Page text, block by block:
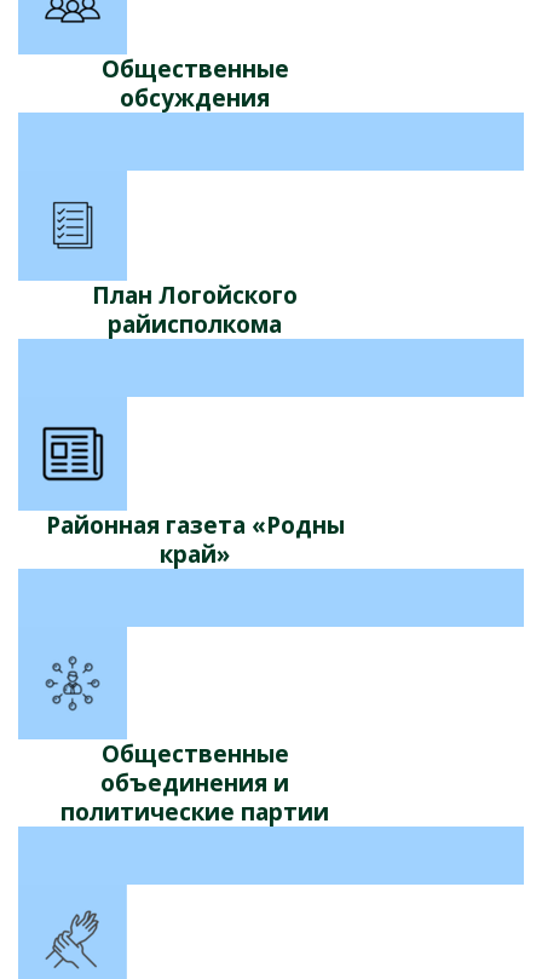
Общественные
обсуждения
План Логойского
райисполкома
Районная газета «Родны
край»
Общественные
объединения и
политические партии